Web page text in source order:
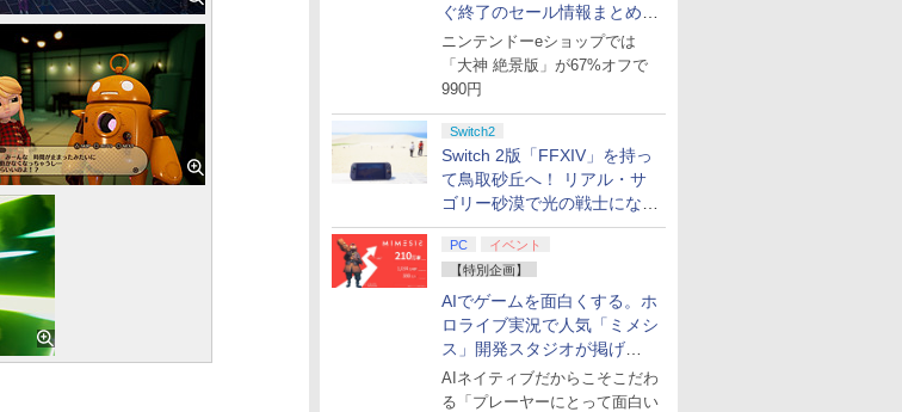
ぐ終了のセール情報まとめ
【8月8日更新】
ニンテンドーeショップでは
「大神 絶景版」が67%オフで
990円
Switch2
Switch 2版「FFXIV」を持っ
て鳥取砂丘へ！ リアル・サ
ゴリー砂漠で光の戦士になっ
てみた
PC
イベント
【特別企画】
AIでゲームを面白くする。ホ
ロライブ実況で人気「ミメシ
ス」開発スタジオが掲げ
る“AI活用の信念”とは？【講
演レポート】
AIネイティブだからこそこだわ
る「プレーヤーにとって面白い